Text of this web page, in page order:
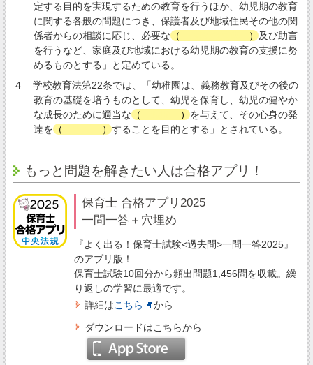
定する目的を実現するための教育を行うほか、幼児期の教育
に関する各般の問題につき、保護者及び地域住民その他の関
係者からの相談に応じ、必要な（ ）及び助言
を行うなど、家庭及び地域における幼児期の教育の支援に努
めるものとする」と定めている。
４ 学校教育法第22条では、「幼稚園は、義務教育及びその後の
教育の基礎を培うものとして、幼児を保育し、幼児の健やか
な成長のために適当な（ ）を与えて、その心身の発
達を（ ）することを目的とする」とされている。
もっと問題を解きたい人は合格アプリ！
保育士 合格アプリ2025
一問一答＋穴埋め
『よく出る！保育士試験<過去問>一問一答2025』
のアプリ版！
保育士試験10回分から頻出問題1,456問を収載。繰
り返しの学習に最適です。
詳細はこちら
から
ダウンロードはこちらから